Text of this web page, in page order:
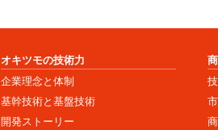
オキツモの技術力
企業理念と体制
基幹技術と基盤技術
開発ストーリー